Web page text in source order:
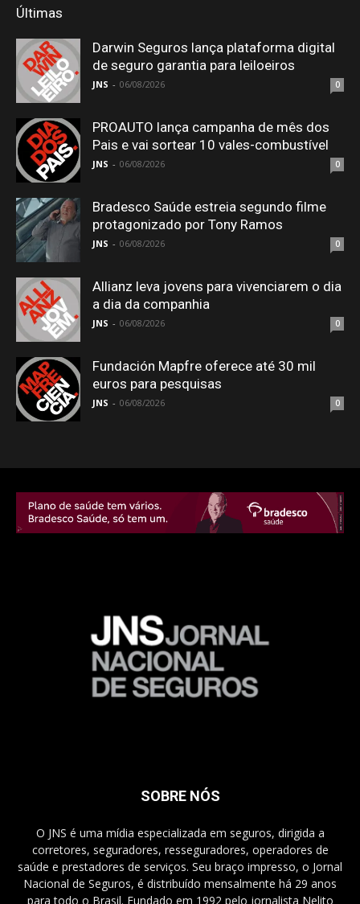
Últimas
Darwin Seguros lança plataforma digital
de seguro garantia para leiloeiros
JNS - 06/08/2026 0
PROAUTO lança campanha de mês dos
Pais e vai sortear 10 vales-combustível
JNS - 06/08/2026 0
Bradesco Saúde estreia segundo filme
protagonizado por Tony Ramos
JNS - 06/08/2026 0
Allianz leva jovens para vivenciarem o dia
a dia da companhia
JNS - 06/08/2026 0
Fundación Mapfre oferece até 30 mil
euros para pesquisas
JNS - 06/08/2026 0
SOBRE NÓS
O JNS é uma mídia especializada em seguros, dirigida a
corretores, seguradores, resseguradores, operadores de
saúde e prestadores de serviços. Seu braço impresso, o Jornal
Nacional de Seguros, é distribuído mensalmente há 29 anos
para todo o Brasil. Fundado em 1992 pelo jornalista Nelito